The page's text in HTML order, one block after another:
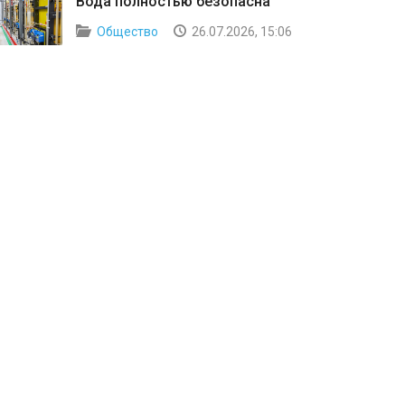
Общество 26.07.2026, 15:06